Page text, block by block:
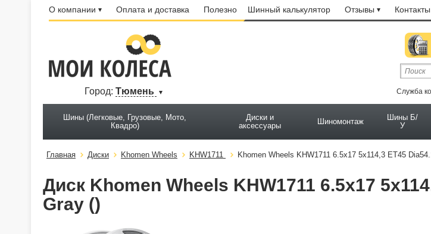
О компании Оплата и доставка Полезно Шинный калькулятор Отзывы Контакты
Город: Тюмень Служба
Шины (Легковые, Грузовые, Мото,
Квадро)
Диски и
аксессуары
Шиномонтаж
Шины Б/
У
Главная Диски Khomen Wheels KHW1711 Khomen Wheels KHW1711 6.5x17 5x114,3 ET45
Диск Khomen Wheels KHW1711 6.5x17
Gray ()